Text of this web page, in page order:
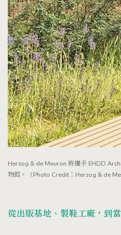
Herzog & de Meuron 將攜手 EHDD
物館。（Photo Credit：Herzog & de
從出版基地、製鞋工廠，到